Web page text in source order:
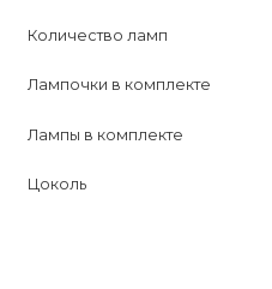
Количество ламп
Лампочки в комплекте
Лампы в комплекте
Цоколь